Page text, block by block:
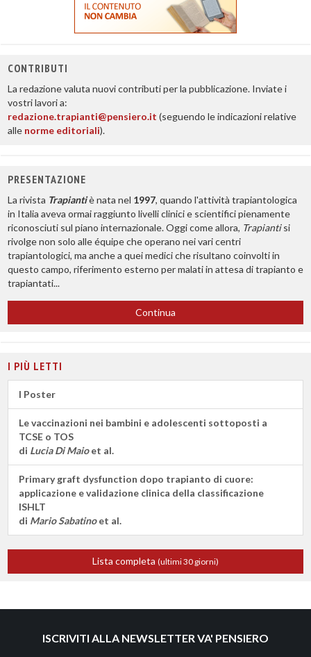
CONTRIBUTI
La redazione valuta nuovi contributi per la pubblicazione. Inviate i
vostri lavori a:
redazione.trapianti@pensiero.it (seguendo le indicazioni relative
alle norme editoriali).
PRESENTAZIONE
La rivista Trapiantiè nata nel 1997, quando l'attività trapiantologica
in Italia aveva ormai raggiunto livelli clinici e scientifici pienamente
riconosciuti sul piano internazionale. Oggi come allora, Trapiantisi
rivolge non solo alle équipe che operano nei vari centri
trapiantologici, ma anche a quei medici che risultano coinvolti in
questo campo, riferimento esterno per malati in attesa di trapianto e
trapiantati...
Continua
I PIÙ LETTI
I Poster
Le vaccinazioni nei bambini e adolescenti sottoposti a
TCSE o TOS
di Lucia Di Maioet al.
Primary graft dysfunction dopo trapianto di cuore:
applicazione e validazione clinica della classificazione
ISHLT
di Mario Sabatinoet al.
Lista completa (ultimi 30 giorni)
ISCRIVITI ALLA NEWSLETTER VA' PENSIERO